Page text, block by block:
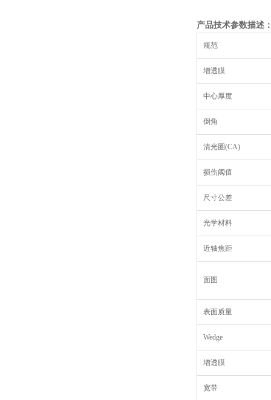
产品技术参数描述
规范
增透膜
中心厚度
倒角
清光圈(CA)
损伤阈值
尺寸公差
光学材料
近轴焦距
面图
表面质量
Wedge
增透膜
宽带